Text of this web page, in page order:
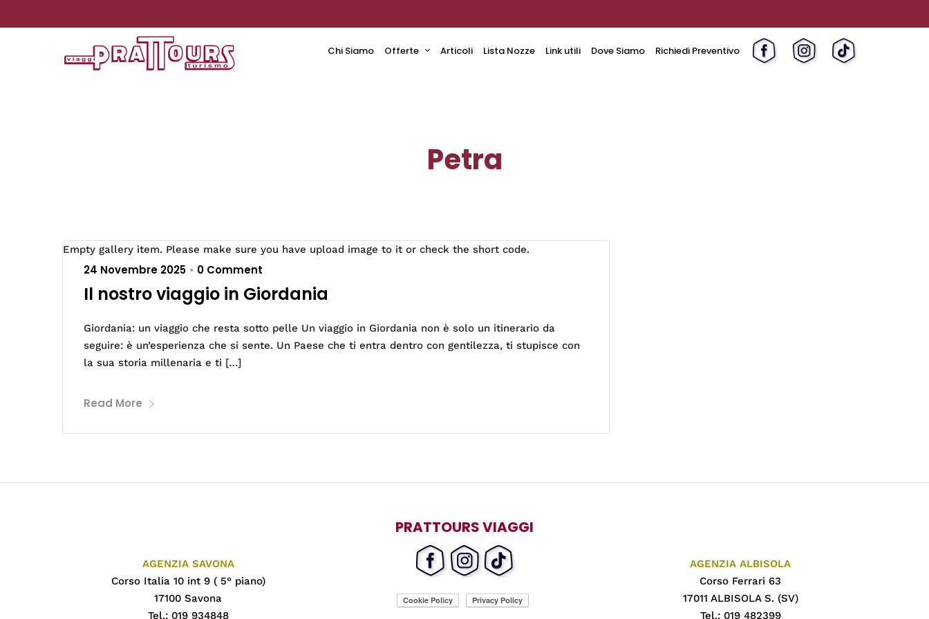
Chi Siamo Offerte Articoli Lista Nozze Link utili Dove Siamo Richiedi Preventivo
Petra
Empty gallery item. Please make sure you have upload image to it or check the short code.
24 Novembre 2025 • 0 Comment
Il nostro viaggio in Giordania
Giordania: un viaggio che resta sotto pelle Un viaggio in Giordania non è solo un itinerario da
seguire: è un’esperienza che si sente. Un Paese che ti entra dentro con gentilezza, ti stupisce con
la sua storia millenaria e ti […]
Read More
AGENZIA SAVONA
Corso Italia 10 int 9 ( 5° piano)
17100 Savona
Tel.: 019 934848
PRATTOURS VIAGGI
AGENZIA ALBISOLA
Corso Ferrari 63
17011 ALBISOLA S. (SV)
Tel.: 019 482399